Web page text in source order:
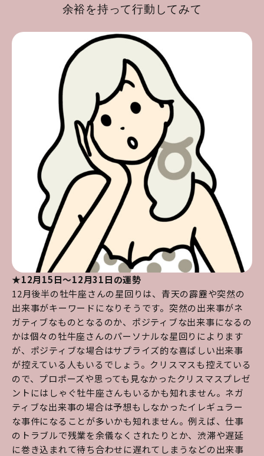
余裕を持って行動してみて
★12月15日～12月31日の運勢
12月後半の牡牛座さんの星回りは、青天の霹靂や突然の
出来事がキーワードになりそうです。突然の出来事がネ
ガティブなものとなるのか、ポジティブな出来事になるの
かは個々の牡牛座さんのパーソナルな星回りによります
が、ポジティブな場合はサプライズ的な喜ばしい出来事
が控えている人もいるでしょう。クリスマスも控えている
ので、プロポーズや思っても見なかったクリスマスプレゼ
ントにはしゃぐ牡牛座さんもいるかも知れません。ネガ
ティブな出来事の場合は予想もしなかったイレギュラー
な事件になることが多いかも知れません。例えば、仕事
のトラブルで残業を余儀なくされたりとか、渋滞や遅延
に巻き込まれて待ち合わせに遅れてしまうなどの出来事